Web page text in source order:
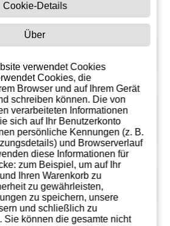
kühler und trockener
Ort
Destilerías DYC
37,07
Spanien
Spanien
Montag 22
Cookie-Details
Über
verwendet Cookies
Cookies, die
Browser und auf Ihrem Gerät
schreiben können. Die von
verarbeiteten Informationen
sich auf Ihr Benutzerkonto
persönliche Kennungen (z. B.
und Browserverlauf
diese Informationen für
zum Beispiel, um auf Ihr
Ihren Warenkorb zu
zu gewährleisten,
zu speichern, unsere
und schließlich zu
Sie können die gesamte nicht